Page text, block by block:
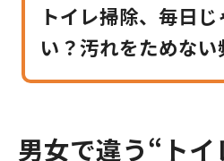
トイレ掃除、毎日
い？汚れをためな
男女で違う“ト